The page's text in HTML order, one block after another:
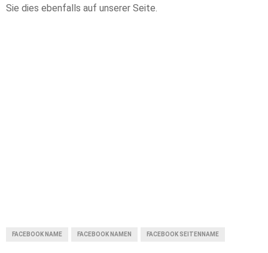
Sie dies ebenfalls auf unserer Seite.
FACEBOOK NAME FACEBOOK NAMEN FACEBOOK SEITENNAME